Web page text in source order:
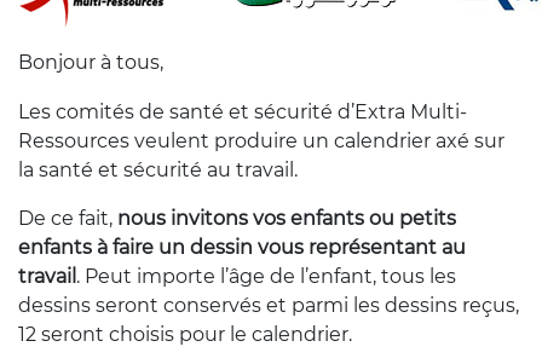
Bonjour à tous,
Les comités de santé et sécurité d’Extra Multi-
Ressources veulent produire un calendrier axé sur
la santé et sécurité au travail.
De ce fait, nous invitons vos enfants ou petits
enfants à faire un dessin vous représentant au
travail . Peut importe l’âge de l’enfant, tous les
dessins seront conservés et parmi les dessins reçus,
12 seront choisis pour le calendrier.